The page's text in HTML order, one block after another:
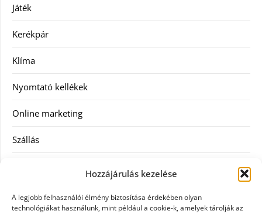
Hozzájárulás kezelése
A legjobb felhasználói élmény biztosítása érdekében olyan
technológiákat használunk, mint például a cookie-k, amelyek tárolják az
Játék
Kerékpár
Klíma
Nyomtató kellékek
Online marketing
Szállás
Szellőztető